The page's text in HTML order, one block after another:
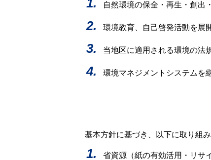
自然環境の保全・再生・創出
環境教育、自己啓発活動を展
当地区に適用される環境の法
環境マネジメントシステムを
基本方針に基づき、以下に取り組み
省資源（紙の有効活用・リサ